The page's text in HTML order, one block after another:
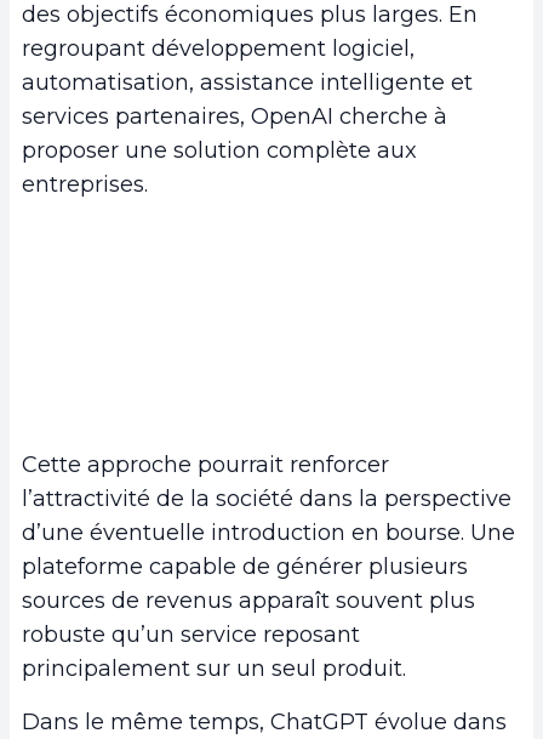
des objectifs économiques plus larges. En
regroupant développement logiciel,
automatisation, assistance intelligente et
services partenaires, OpenAI cherche à
proposer une solution complète aux
entreprises.
Cette approche pourrait renforcer
l’attractivité de la société dans la perspective
d’une éventuelle introduction en bourse. Une
plateforme capable de générer plusieurs
sources de revenus apparaît souvent plus
robuste qu’un service reposant
principalement sur un seul produit.
Dans le même temps, ChatGPT évolue dans